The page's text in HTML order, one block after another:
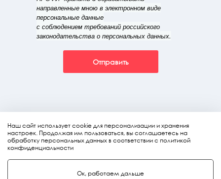
направленные мною в электронном виде
персональные данные
с соблюдением требований российского
законодательства о персональных данных.
Отправить
Наш сайт использует cookie для персонализации и хранения
настроек. Продолжая им пользоваться, вы соглашаетесь на
обработку персональных данных в соответствии с политикой
конфиденциальности
Ок, работаем дальше